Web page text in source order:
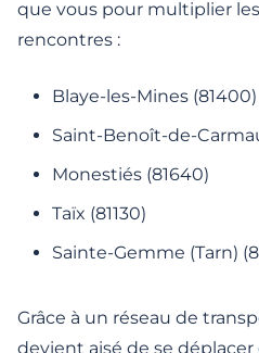
que vous pour multiplier
rencontres :
Blaye-les-Mines (81400)
Saint-Benoît-de-
Monestiés (81640)
Taïx (81130)
Sainte-Gemme (Tarn)
Grâce à un réseau de
devient aisé de se